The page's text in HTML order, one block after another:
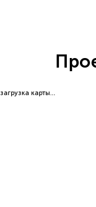
загрузка карты...